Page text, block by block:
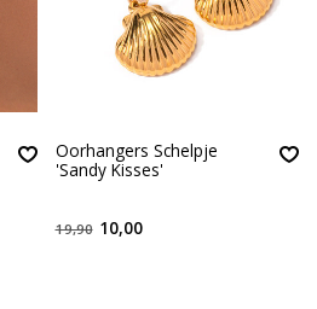
Oorhangers Schelpje
'Sandy Kisses'
19,90 10,00